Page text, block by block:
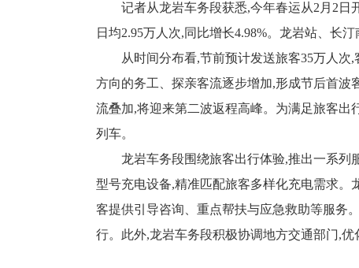
记者从龙岩车务段获悉,今年春运从2月2日开
日均2.95万人次,同比增长4.98%。龙岩站、长
从时间分布看,节前预计发送旅客35万人次,
方向的务工、探亲客流逐步增加,形成节后首波
流叠加,将迎来第二波返程高峰。为满足旅客出
列车。
龙岩车务段围绕旅客出行体验,推出一系列服
型号充电设备,精准匹配旅客多样化充电需求。
客提供引导咨询、重点帮扶与应急救助等服务
行。此外,龙岩车务段积极协调地方交通部门,